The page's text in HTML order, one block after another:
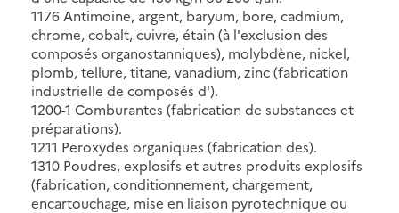
1176 Antimoine, argent, baryum, bore, cadmium,
chrome, cobalt, cuivre, étain (à l'exclusion des
composés organostanniques), molybdène, nickel,
plomb, tellure, titane, vanadium, zinc (fabrication
industrielle de composés d').
1200-1 Comburantes (fabrication de substances et
préparations).
1211 Peroxydes organiques (fabrication des).
1310 Poudres, explosifs et autres produits explosifs
(fabrication, conditionnement, chargement,
encartouchage, mise en liaison pyrotechnique ou